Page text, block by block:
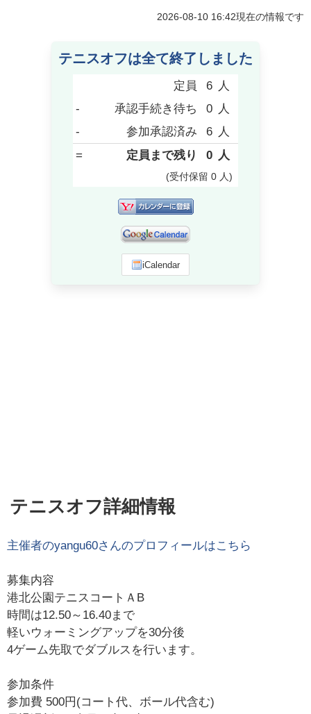
2026-08-10 16:42現在の情報です
テニスオフは全て終了しました
定員 6 人
-
承認手続き待ち 0 人
-
参加承認済み 6 人
=
定員まで残り 0 人
(受付保留 0 人)
iCalendar
テニスオフ詳細情報
主催者のyangu60さんのプロフィールはこちら
募集内容
港北公園テニスコートＡB
時間は12.50～16.40まで
軽いウォーミングアップを30分後
4ゲーム先取でダブルスを行います。
参加条件
参加費 500円(コート代、ボール代含む)